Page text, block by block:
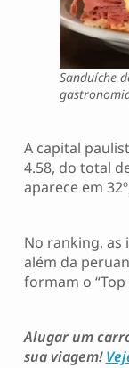
Sanduíche
A capital
4.58, do total
aparece em
No ranking, as
além da
formam o “Top
Alugar um
sua viagem!